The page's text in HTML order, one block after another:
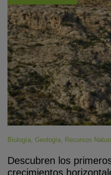
Biología Geología Recursos
Descubren los
crecimientos